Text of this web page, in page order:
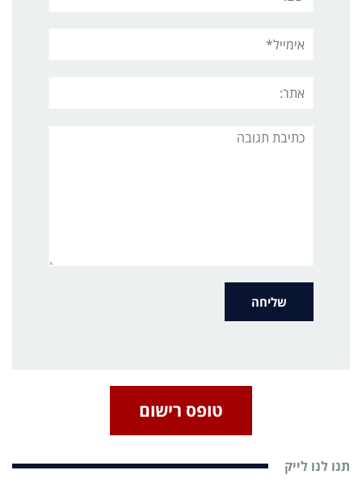
תגובה
טופס רישום
תנו לנו לייק